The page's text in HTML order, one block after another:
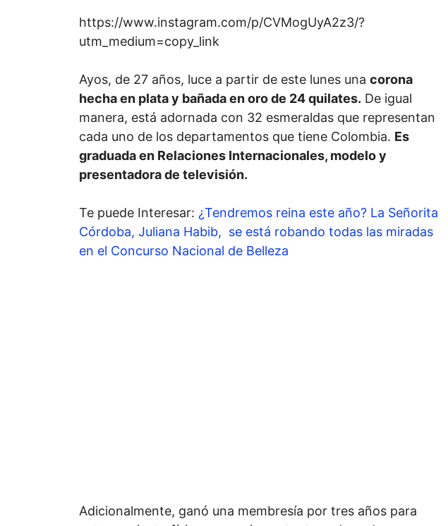
https://www.instagram.com/p/CVMogUyA2z3/?
utm_medium=copy_link
Ayos, de 27 años, luce a partir de este lunes una corona
hecha en plata y bañada en oro de 24 quilates. De igual
manera, está adornada con 32 esmeraldas que representan
cada uno de los departamentos que tiene Colombia. Es
graduada en Relaciones Internacionales, modelo y
presentadora de televisión.
Te puede Interesar: ¿Tendremos reina este año? La Señorita
Córdoba, Juliana Habib, se está robando todas las miradas
en el Concurso Nacional de Belleza
Adicionalmente, ganó una membresía por tres años para